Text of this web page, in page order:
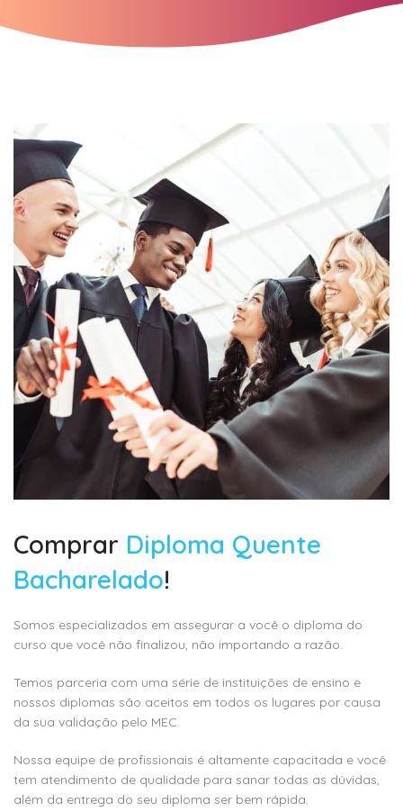
Comprar Diploma Quente
Bacharelado!
Somos especializados em assegurar a você o diploma do
curso que você não finalizou, não importando a razão.
Temos parceria com uma série de instituições de ensino e
nossos diplomas são aceitos em todos os lugares por causa
da sua validação pelo MEC.
Nossa equipe de profissionais é altamente capacitada e você
tem atendimento de qualidade para sanar todas as dúvidas,
além da entrega do seu diploma ser bem rápida.